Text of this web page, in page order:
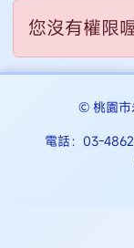
您沒有權限喔
© 桃園市
電話：03-